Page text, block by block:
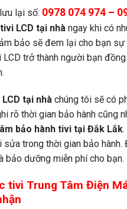
lại số: 0978 074 974 –
LCD tại nhà ngay khi có
bảo sẽ đem lại cho bạn
trở thành người bạn
tại nhà chúng tôi sẽ có
rõ thời gian bảo hành cũng
bảo hành tivi tại Đắk Lắk
sửa trong thời gian bảo hành.
bảo dưỡng miễn phí cho bạn.
tivi Trung Tâm Điện